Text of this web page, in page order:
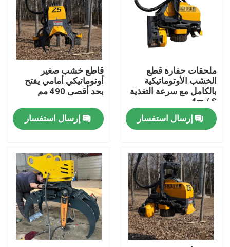
حول بنا
جولة في المعمل
ضبط الجودة
اتصل بنا
طلب اقتباس
Hightop Mini Excavator
حفر هيدروليكي صغير
ملحقات حفارة قطع
الخشب الأوتوماتيكية
بالكامل مع سرعة التغذية
4m / S.
إرسال استفسار
قاطع خشب صغير
أوتوماتيكي أمامي يفتح
بحد أقصى 490 مم
إرسال استفسار